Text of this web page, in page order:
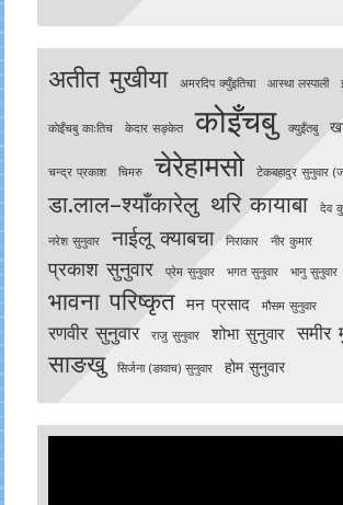
अतीत मुखीया अमरदिप क्युँइतिचा आस्था लस्पाली
काेइँचबु काःतिच केदार सङ्केत कोइँचबु क्युइँतबु
चन्द्र प्रकाश चिमरु चेरेहामसो टेकबहादुर सुनुवार
डा.लाल–श्याँकारेलु थरि कायाबा देव
नरेश सुनुवार नाईलू क्याबचा निराकार नीर कुमार
प्रकाश सुनुवार प्रेम सुनुवार भगत सुनुवार भानु सुनुवार
भावना परिष्कृत मन प्रसाद मौसम सुनुवार
रणवीर सुनुवार राजु सुनुवार शोभा सुनुवार समीर
साङखु सिर्जना (ङावाच) सुनुवार होम सुनुवार